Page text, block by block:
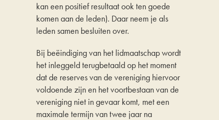
kan een positief resultaat ook ten goede
komen aan de leden). Daar neem je als
leden samen besluiten over.
Bij beëindiging van het lidmaatschap wordt
het inleggeld terugbetaald op het moment
dat de reserves van de vereniging hiervoor
voldoende zijn en het voortbestaan van de
vereniging niet in gevaar komt, met een
maximale termijn van twee jaar na